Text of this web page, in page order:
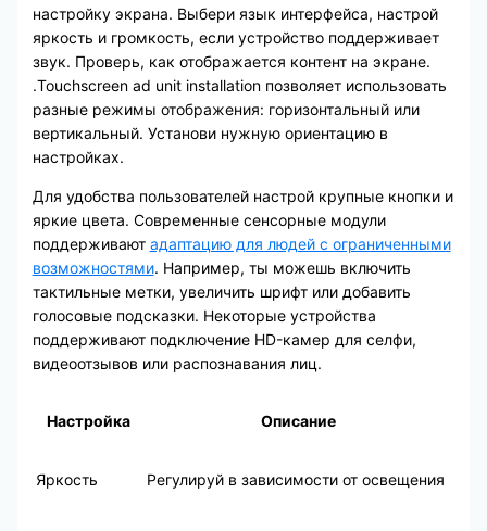
настройку экрана. Выбери язык интерфейса, настрой
яркость и громкость, если устройство поддерживает
звук. Проверь, как отображается контент на экране.
.Touchscreen ad unit installation позволяет использовать
разные режимы отображения: горизонтальный или
вертикальный. Установи нужную ориентацию в
настройках.
Для удобства пользователей настрой крупные кнопки и
яркие цвета. Современные сенсорные модули
поддерживают адаптацию для людей с ограниченными
возможностями. Например, ты можешь включить
тактильные метки, увеличить шрифт или добавить
голосовые подсказки. Некоторые устройства
поддерживают подключение HD-камер для селфи,
видеоотзывов или распознавания лиц.
Настройка Описание
Яркость Регулируй в зависимости от освещения